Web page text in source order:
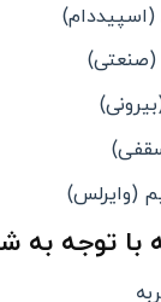
(اسپیددام)
(صنعتی)
(وایرلس)
با توجه به